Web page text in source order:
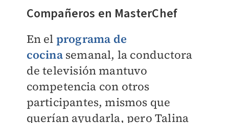
Compañeros en MasterChef
En el programa de
cocinasemanal, la conductora
de televisión mantuvo
competencia con otros
participantes, mismos que
querían ayudarla, pero Talina